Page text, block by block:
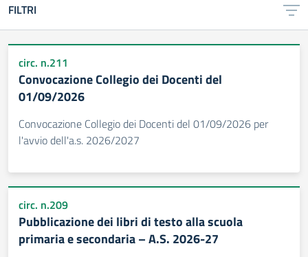
FILTRI
circ. n.211
Convocazione Collegio dei Docenti del
01/09/2026
Convocazione Collegio dei Docenti del 01/09/2026 per
l'avvio dell'a.s. 2026/2027
circ. n.209
Pubblicazione dei libri di testo alla scuola
primaria e secondaria – A.S. 2026-27